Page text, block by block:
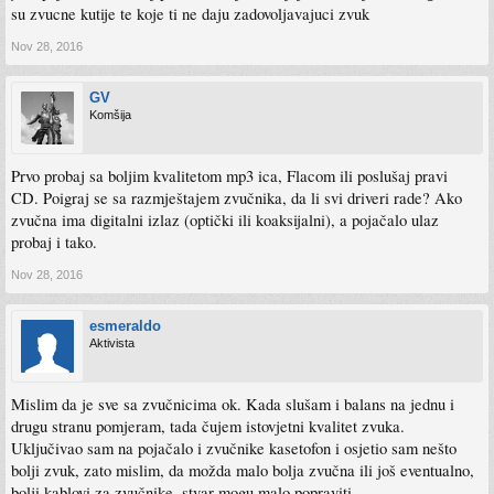
su zvucne kutije te koje ti ne daju zadovoljavajuci zvuk
Nov 28, 2016
GV
Komšija
Prvo probaj sa boljim kvalitetom mp3 ica, Flacom ili poslušaj pravi
CD. Poigraj se sa razmještajem zvučnika, da li svi driveri rade? Ako
zvučna ima digitalni izlaz (optički ili koaksijalni), a pojačalo ulaz
probaj i tako.
Nov 28, 2016
esmeraldo
Aktivista
Mislim da je sve sa zvučnicima ok. Kada slušam i balans na jednu i
drugu stranu pomjeram, tada čujem istovjetni kvalitet zvuka.
Uključivao sam na pojačalo i zvučnike kasetofon i osjetio sam nešto
bolji zvuk, zato mislim, da možda malo bolja zvučna ili još eventualno,